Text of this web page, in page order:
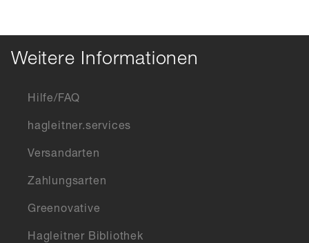
Weitere Informationen
Hilfe/FAQ
hagleitner.services
Versandarten
Zahlungsarten
Greenovative
Hagleitner Bibliothek